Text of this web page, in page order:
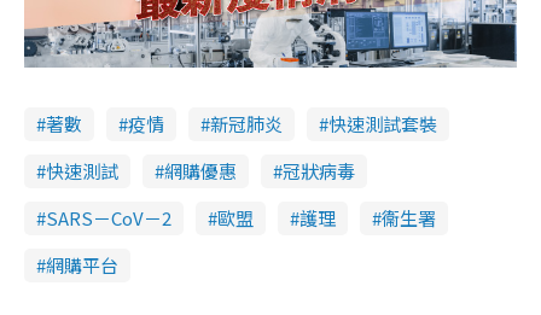
著數 疫情 新冠肺炎
快速測試套裝
快速測試
網購優惠
冠狀病毒
SARS－CoV－2
歐盟 護理
衞生署
網購平台